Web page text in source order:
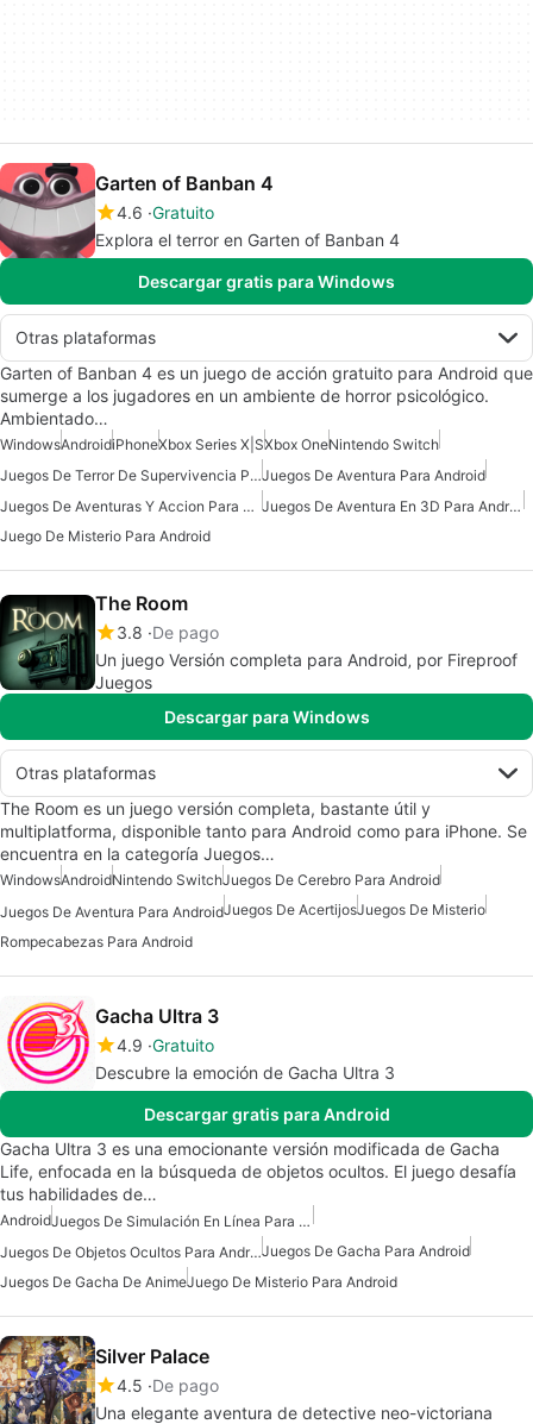
Garten of Banban 4
4.6 Gratuito
Explora el terror en Garten of Banban 4
Descargar gratis para Windows
Otras plataformas
Garten of Banban 4 es un juego de acción gratuito para Android que
sumerge a los jugadores en un ambiente de horror psicológico.
Ambientado…
WindowsAndroidiPhoneXbox Series X|SXbox OneNintendo Switch
Juegos De Terror De Supervivencia Para AndroidJuegos De Aventura Para Android
Juegos De Aventuras Y Accion Para Android
Juegos De Aventura En 3D Para Android
Juego De Misterio Para Android
The Room
3.8 De pago
Un juego Versión completa para Android‚ por Fireproof
Juegos
Descargar para Windows
Otras plataformas
The Room es un juego versión completa, bastante útil y
multiplatforma, disponible tanto para Android como para iPhone. Se
encuentra en la categoría Juegos…
WindowsAndroidNintendo SwitchJuegos De Cerebro Para Android
Juegos De Aventura Para AndroidJuegos De AcertijosJuegos De Misterio
Rompecabezas Para Android
Gacha Ultra 3
4.9 Gratuito
Descubre la emoción de Gacha Ultra 3
Descargar gratis para Android
Gacha Ultra 3 es una emocionante versión modificada de Gacha
Life, enfocada en la búsqueda de objetos ocultos. El juego desafía
tus habilidades de…
Android
Juegos De Simulación En Línea Para Android
Juegos De Objetos Ocultos Para AndroidJuegos De Gacha Para Android
Juegos De Gacha De AnimeJuego De Misterio Para Android
Silver Palace
4.5 De pago
Una elegante aventura de detective neo-victoriana